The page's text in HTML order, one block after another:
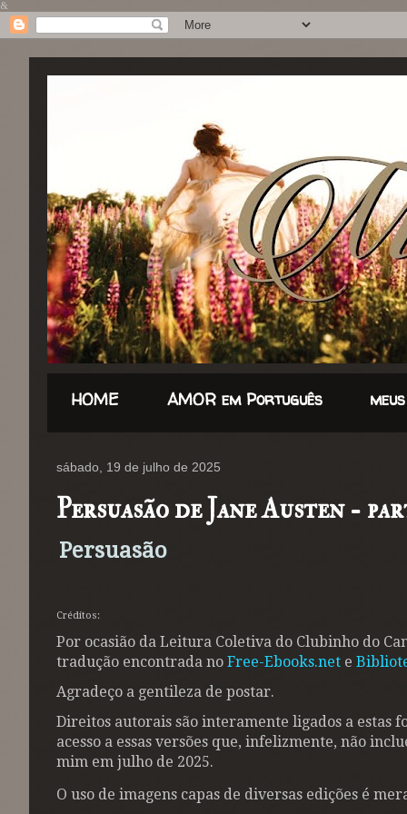
&
HOME AMOR em Português
sábado, 19 de julho de 2025
Persuasão de Jane Austen -
Persuasão
Créditos:
Por ocasião da Leitura Coletiva do Clubinho do
tradução encontrada no Free-Ebooks.net e
Agradeço a gentileza de postar.
Direitos autorais são interamente ligados a estas
acesso a essas versões que, infelizmente, não
mim em julho de 2025.
O uso de imagens capas de diversas edições é